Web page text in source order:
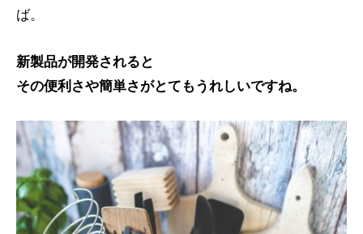
ば。
新製品が開発されると
その便利さや簡単さがとてもうれしいですね。